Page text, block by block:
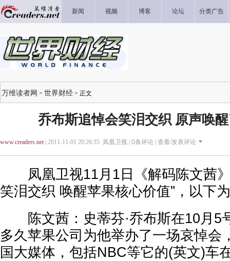
新闻 视频 博客 论坛 分类广告
万维读者网 > 世界财经 > 正文
乔布斯追悼会笑泪交织 原声唤
www.creaders.net| 2011-11-01 20:26:35 凤凰卫视 | 0条评论 | 查看/发表评论
凤凰卫视11月1日《解码陈文茜》
笑泪交织 唤醒苹果核心价值”，以下
陈文茜：史蒂芬·乔布斯在10月5
多久苹果公司为他举办了一场哀悼会
国大媒体，包括NBC等它的(英文)车